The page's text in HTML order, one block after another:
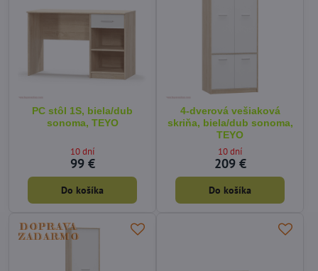
PC stôl 1S, biela/dub
sonoma, TEYO
10 dní
99 €
Do košíka
4-dverová vešiaková
skriňa, biela/dub sonoma,
TEYO
10 dní
209 €
Do košíka